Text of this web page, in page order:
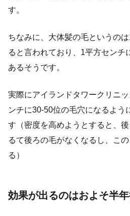
す。
ちなみに、大体髪の毛というの
ると言われており、1平方センチ
あるそうです。
実際にアイランドタワークリニ
ンチに30-50位の毛穴になるよう
す（密度を高めようとすると、
るて後ろの毛がなくなるし、こ
る）
効果が出るのはおよそ半